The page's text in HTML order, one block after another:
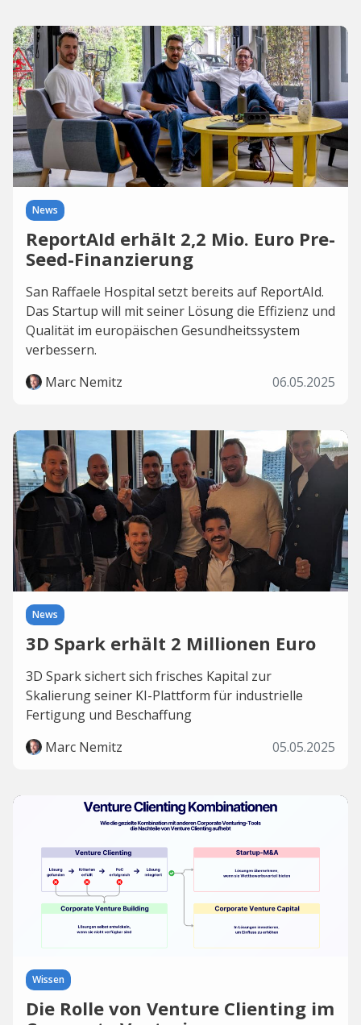
News
ReportAId erhält 2,2 Mio. Euro Pre-
Seed-Finanzierung
San Raffaele Hospital setzt bereits auf ReportAId.
Das Startup will mit seiner Lösung die Effizienz und
Qualität im europäischen Gesundheitssystem
verbessern.
Marc Nemitz
06.05.2025
News
3D Spark erhält 2 Millionen Euro
3D Spark sichert sich frisches Kapital zur
Skalierung seiner KI-Plattform für industrielle
Fertigung und Beschaffung
Marc Nemitz
05.05.2025
Wissen
Die Rolle von Venture Clienting im